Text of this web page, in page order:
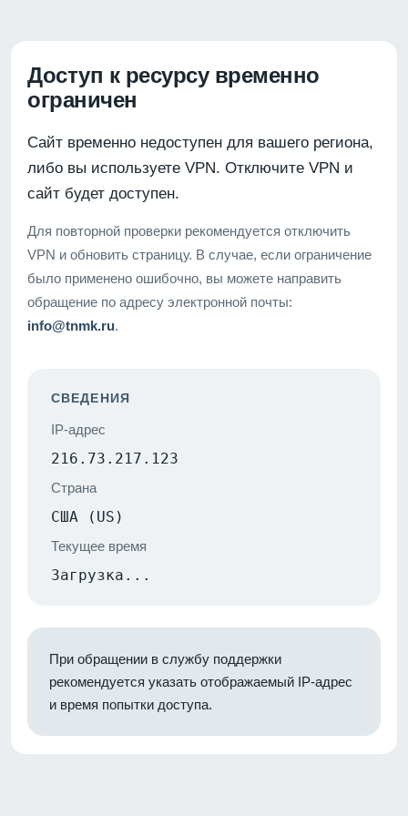
Доступ к ресурсу временно
ограничен
Сайт временно недоступен для вашего региона,
либо вы используете VPN. Отключите VPN и
сайт будет доступен.
Для повторной проверки рекомендуется отключить
VPN и обновить страницу. В случае, если ограничение
было применено ошибочно, вы можете направить
обращение по адресу электронной почты:
info@tnmk.ru.
СВЕДЕНИЯ
IP-адрес
216.73.217.123
Страна
США (US)
Текущее время
Загрузка...
При обращении в службу поддержки
рекомендуется указать отображаемый IP-адрес
и время попытки доступа.